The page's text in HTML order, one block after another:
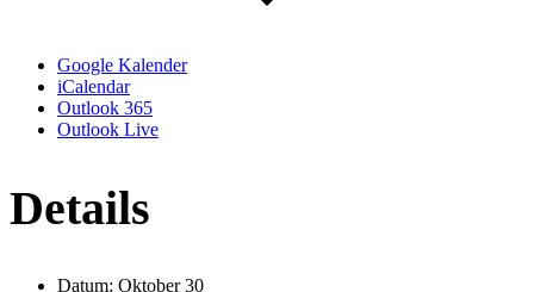
Google Kalender
iCalendar
Outlook 365
Outlook Live
Details
Datum: Oktober 30